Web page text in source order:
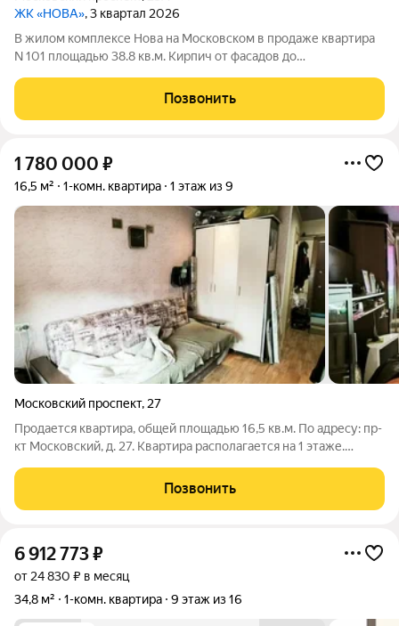
ЖК «НОВА», 3 квартал 2026
В жилом комплексе Нова на Московском в продаже квартира
N 101 площадью 38.8 кв.м. Кирпич от фасадов до
остекленная лоджия. Квартира сдается в отделке white box. 17-
этажный дом, с последних этажей
Позвонить
1 780 000 ₽
16,5 м² 1-комн. квартира 1 этаж из 9
Московский проспект, 27
Продается квартира, общей площадью 16,5 кв.м. По адресу: пр-
кт Московский, д. 27. Квартира располагается на 1 этаже.
косметический ремонт, пол бетонный - лежит линолеум,
потолок натяжной, батарея
Позвонить
6 912 773₽
от 24 830 ₽ в месяц
34,8 м²
1-комн. квартира 9 этаж из 16